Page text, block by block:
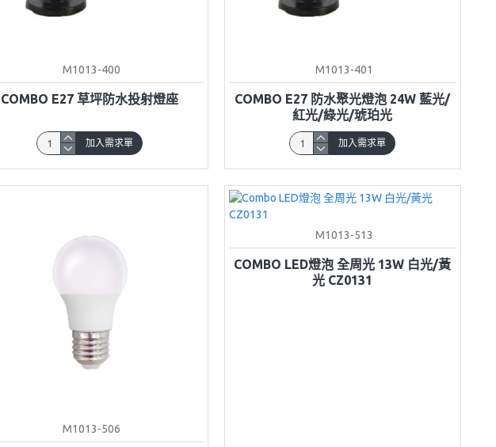
M1013-400
COMBO E27 草坪防水投射燈座
加入需求單
M1013-401
COMBO E27 防水聚光燈泡 24W 藍光/
紅光/綠光/琥珀光
加入需求單
M1013-506
M1013-513
COMBO LED燈泡 全周光 13W 白光/黃
光 CZ0131